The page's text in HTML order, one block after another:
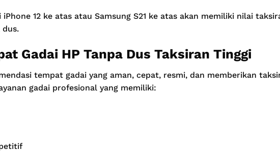
12 ke atas atau Samsung S21 ke atas akan memiliki nilai
Gadai HP Tanpa Dus Taksiran Tinggi
tempat gadai yang aman, cepat, resmi, dan memberikan
gadai profesional yang memiliki: